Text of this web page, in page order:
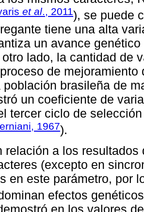
et al., 2011), se puede
tiene una alta
un avance
otro lado, la cantidad de
de
población brasileña de
un coeficiente de
tercer ciclo de
1967).
relación a los
(excepto en
en este parámetro, por
efectos
en los valores